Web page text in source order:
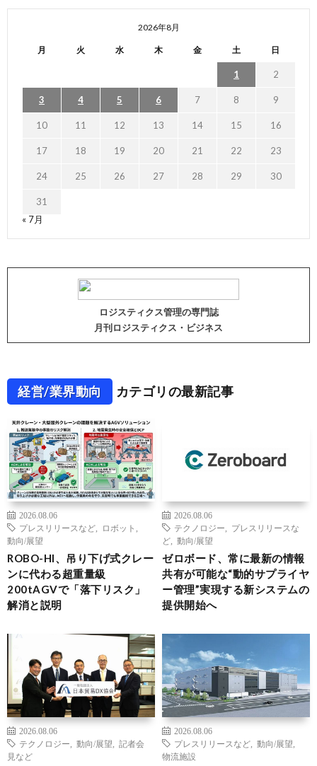
2026年8月
月 火 水 木 金 土 日
1 2
3 4 5 6 7 8 9
10 11 12 13 14 15 16
17 18 19 20 21 22 23
24 25 26 27 28 29 30
31
« 7月
ロジスティクス管理の専門誌
月刊ロジスティクス・ビジネス
経営/業界動向 カテゴリの最新記事
2026.08.06
プレスリリースなど
ロボット
動向/展望
ROBO-HI、吊り下げ式クレー
ンに代わる超重量級
200tAGVで「落下リスク」
解消と説明
2026.08.06
テクノロジー
プレスリリースな
ど
動向/展望
ゼロボード、常に最新の情報
共有が可能な“動的サプライヤ
ー管理”実現する新システムの
提供開始へ
2026.08.06
テクノロジー
動向/展望
記者会
見など
2026.08.06
プレスリリースなど
動向/展望
物流施設